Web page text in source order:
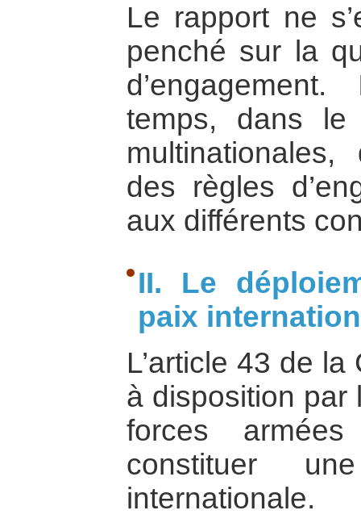
Le rapport ne
penché sur la
temps, dans le
des règles
aux différents
II. Le
paix
L’article 43 de
à disposition par
forces
constituer
internationale.